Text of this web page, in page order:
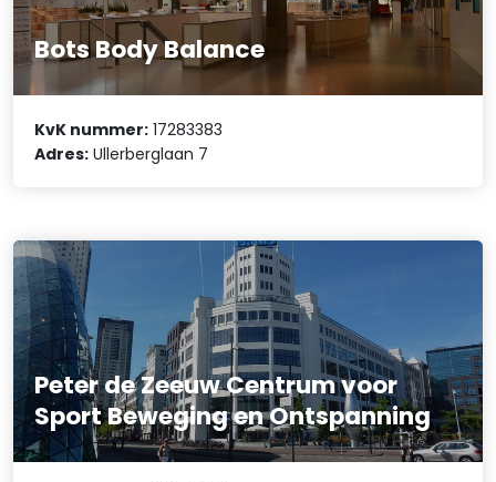
Bots Body Balance
KvK nummer: 17283383
Adres: Ullerberglaan 7
Peter de Zeeuw Centrum voor
Sport Beweging en Ontspanning